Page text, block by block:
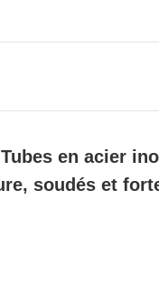
en acier
soudés et